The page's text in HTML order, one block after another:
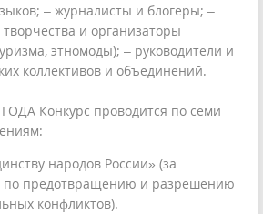
– журналисты и блогеры; –
и организаторы
этномоды); – руководители и
коллективов и объединений.
Конкурс проводится по семи
народов России» (за
по предотвращению и разрешению
конфликтов).